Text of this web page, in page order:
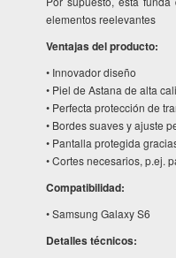
elementos reelevantes
Ventajas del producto:
• Innovador diseño
• Piel de Astana de alta
• Perfecta protección de
• Bordes suaves y ajuste
• Pantalla protegida
• Cortes necesarios, p.ej.
Compatibilidad:
• Samsung Galaxy S6
Detalles técnicos: